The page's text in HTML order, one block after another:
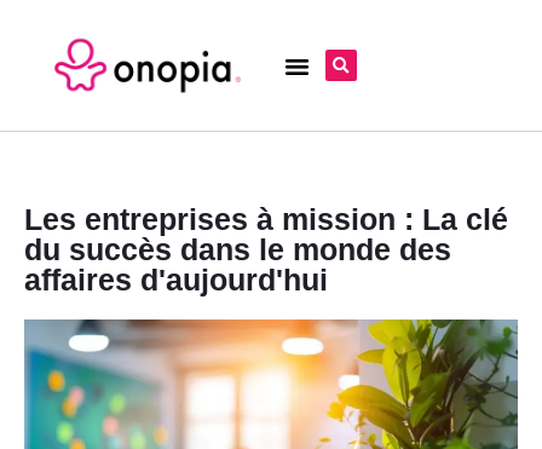
Les entreprises à mission : La clé
du succès dans le monde des
affaires d'aujourd'hui